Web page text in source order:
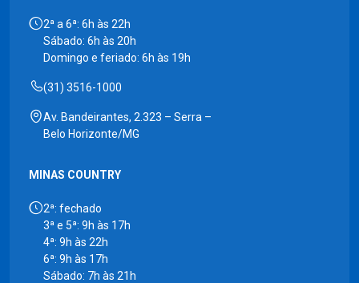
2ª a 6ª: 6h às 22h
Sábado: 6h às 20h
Domingo e feriado: 6h às 19h
(31) 3516-1000
Av. Bandeirantes, 2.323 – Serra –
Belo Horizonte/MG
MINAS COUNTRY
2ª: fechado
3ª e 5ª: 9h às 17h
4ª: 9h às 22h
6ª: 9h às 17h
Sábado: 7h às 21h